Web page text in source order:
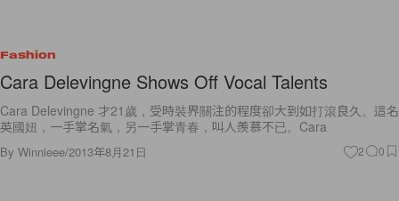
Fashion
Cara Delevingne Shows Off Vocal Talents
Cara Delevingne 才21歲，受時裝界關注的程度卻大到如打滾良久。這名
英國妞，一手掌名氣，另一手掌青春，叫人羨慕不已。Cara
By Winnieee/2013年8月21日 2 0